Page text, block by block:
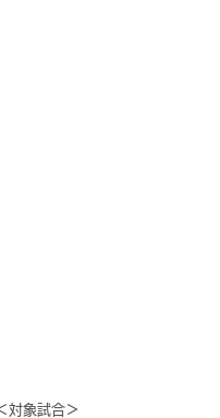
対象試合＞